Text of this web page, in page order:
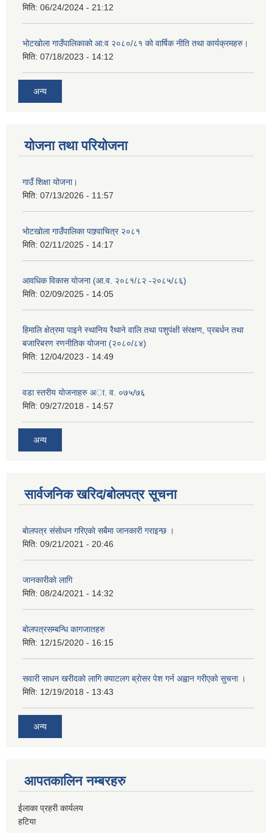
मिति: 06/24/2024 - 21:12
भोटखोला गाउँपालिकाको आ:व २०८०/८१ को वार्षिक नीति तथा कार्यक्रमहरु।
मिति: 07/18/2023 - 14:12
अन्य
योजना तथा परियोजना
गाउँ शिक्षा योजना।
मिति: 07/13/2026 - 11:57
भोटखोला गाउँपालिका पाश्र्वाचित्र २०८१
मिति: 02/11/2025 - 14:17
आवधिक विकास योजना (आ.व. २०८१/८२ -२०८५/८६)
मिति: 02/09/2025 - 14:05
हिमालि क्षेत्रमा पाइने स्थानिय रैथाने वालि तथा पशुपंक्षी संरक्षण, प्रबर्धन तथा
बजारिबरण रणनीतिक योजना (२०८०/८४)
मिति: 12/04/2023 - 14:49
वडा स्तरीय याेजनाहरु अा. व. ०७५/७६
मिति: 09/27/2018 - 14:57
अन्य
सार्वजनिक खरिद/बोलपत्र सूचना
बाेलपत्र संसाेधन गरिएकाे सबैमा जानकारी गराइन्छ ।
मिति: 09/21/2021 - 20:46
जानकारीकाे लागि
मिति: 08/24/2021 - 14:32
बोलपत्रसम्बन्धि कागजातहरु
मिति: 12/15/2020 - 16:15
सवारी साधन खरीदकाे लागि क्याटलग ब्राेसर पेश गर्न अह्वान गरीएकाे सुचना ।
मिति: 12/19/2018 - 13:43
अन्य
आपतकालिन नम्बरहरु
ईलाका प्रहरी कार्यलय
हटिया